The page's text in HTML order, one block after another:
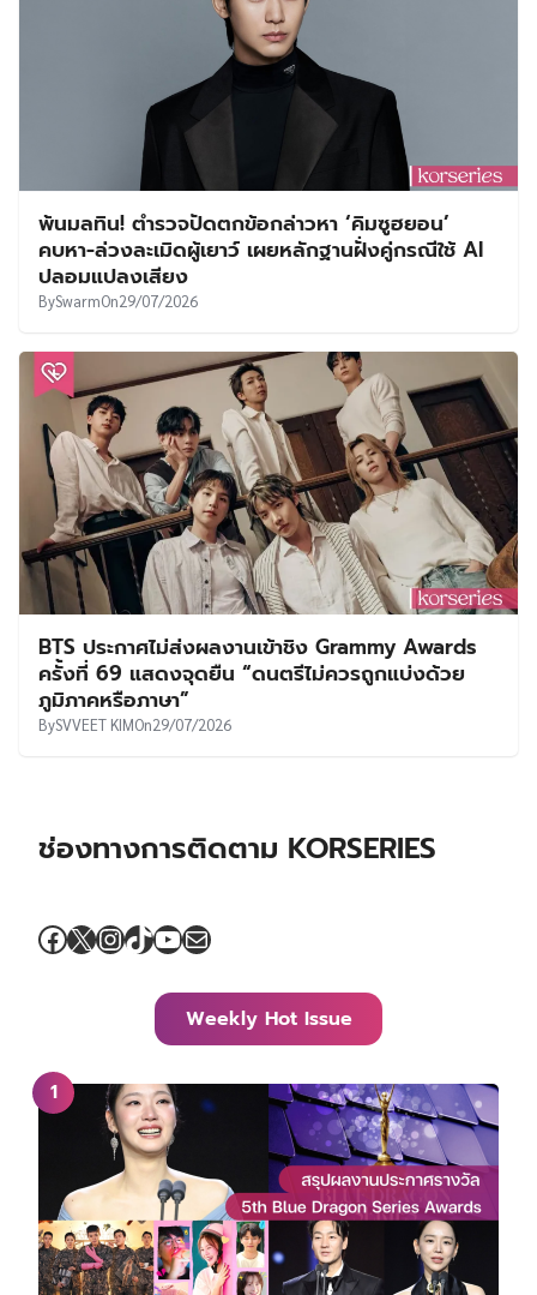
พ้นมลทิน! ตำรวจปัดตกข้อกล่าวหา ‘คิมซูฮยอน’
คบหา-ล่วงละเมิดผู้เยาว์ เผยหลักฐานฝั่งคู่กรณีใช้ AI
ปลอมแปลงเสียง
BySwarmOn29/07/2026
BTS ประกาศไม่ส่งผลงานเข้าชิง Grammy Awards
ครั้งที่ 69 แสดงจุดยืน “ดนตรีไม่ควรถูกแบ่งด้วย
ภูมิภาคหรือภาษา”
BySVVEET KIMOn29/07/2026
ช่องทางการติดตาม KORSERIES
Facebook
X Instagram
TikTok
YouTube
Mail
Weekly Hot Issue